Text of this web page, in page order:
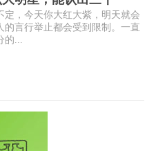
，今天你大红大紫，明天就会
言行举止都会受到限制。一直
...